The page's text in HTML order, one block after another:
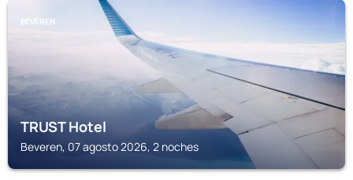
BEVEREN
TRUST Hotel
Beveren, 07 agosto 2026, 2 noches